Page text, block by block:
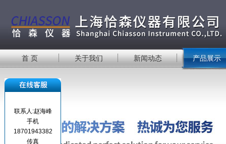
首 页 关于我们 新闻动态 产品展示
联系人:赵海峰
手机
18701943382
传真